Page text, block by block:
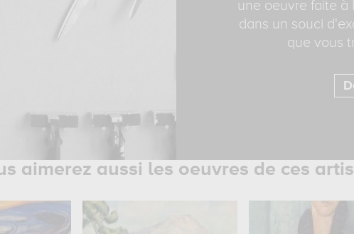
une oeuvre faite à
dans un souci
que vous
aimerez aussi les oeuvres de ces